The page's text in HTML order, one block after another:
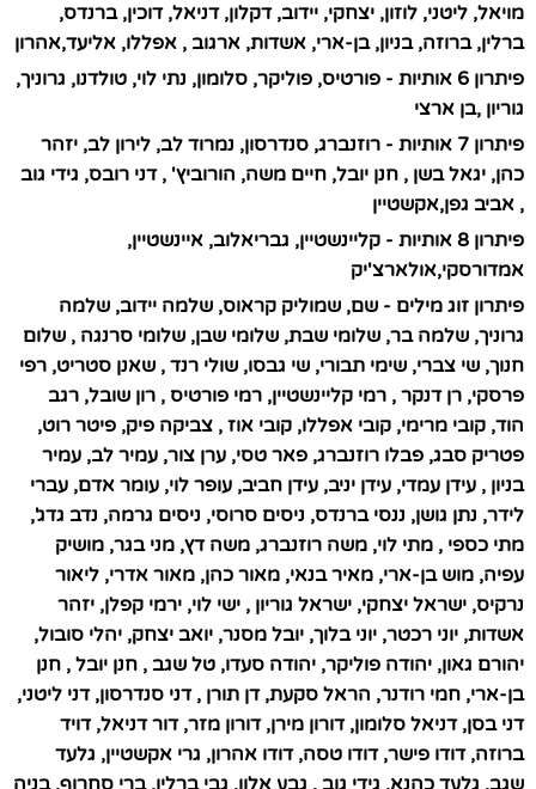
מויאל, ליטני, לוזון, יצחקי, יידוב, דקלון, דניאל, דוכין, ברנדס,
ברלין, ברוזה, בניון, בן-ארי, אשדות, ארגוב , אפללו, אליעד,אהרון
פיתרון 6 אותיות - פורטיס, פוליקר, סלומון, נתי לוי, טולדנו, גרוניך,
גוריון ,בן ארצי
פיתרון 7 אותיות - רוזנברג, סנדרסון, נמרוד לב, לירון לב, יזהר
כהן, יגאל בשן , חנן יובל, חיים משה, הורוביץ' , דני רובס, גידי גוב
, אביב גפן,אקשטיין
פיתרון 8 אותיות - קליינשטיין, גבריאלוב, איינשטיין,
אמדורסקי,אולארצ'יק
פיתרון זוג מילים - שם, שמוליק קראוס, שלמה יידוב, שלמה
גרוניך, שלמה בר, שלומי שבת, שלומי שבן, שלומי סרנגה , שלום
חנוך, שי צברי, שימי תבורי, שי גבסו, שולי רנד , שאנן סטריט, רפי
פרסקי, רן דנקר , רמי קליינשטיין, רמי פורטיס , רון שובל, רגב
הוד, קובי מרימי, קובי אפללו, קובי אוז , צביקה פיק, פיטר רוט,
פטריק סבג, פבלו רוזנברג, פאר טסי, ערן צור, עמיר לב, עמיר
בניון , עידן עמדי, עידן יניב, עידן חביב, עופר לוי, עומר אדם, עברי
לידר, נתן גושן, ננסי ברנדס, ניסים סרוסי, ניסים גרמה, נדב גדג',
מתי כספי , מתי לוי, משה רוזנברג, משה דץ, מני בגר, מושיק
עפיה, מוש בן-ארי, מאיר בנאי, מאור כהן, מאור אדרי, ליאור
נרקיס, ישראל יצחקי, ישראל גוריון , ישי לוי, ירמי קפלן, יזהר
אשדות, יוני רכטר, יוני בלוך, יובל מסנר, יואב יצחק, יהלי סובול,
יהורם גאון, יהודה פוליקר, יהודה סעדו, טל שגב , חנן יובל , חנן
בן-ארי, חמי רודנר, הראל סקעת, דן תורן , דני סנדרסון, דני ליטני,
דני בסן, דניאל סלומון, דורון מירן, דורון מזר, דור דניאל, דויד
ברוזה, דודו פישר, דודו טסה, דודו אהרון, גרי אקשטיין, גלעד
שגב, גלעד כהנא, גידי גוב , גבע אלון, גבי ברלין, ברי סחרוף, בניה